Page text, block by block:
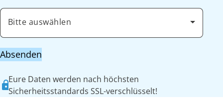
Bitte auswählen
Absenden
Eure Daten werden nach höchsten
Sicherheitsstandards SSL-verschlüsselt!